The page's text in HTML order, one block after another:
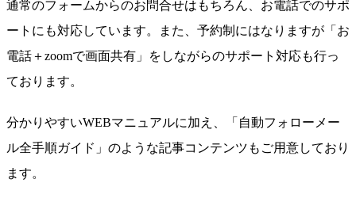
通常のフォームからのお問合せはもちろん、 お電話でのサポ
ートにも対応しています。また、予約制にはなりますが「お
電話＋zoomで画面共有」をしながらのサポート対応も行っ
ております。
分かりやすいWEBマニュアルに加え、
「自動フォローメー
ル全手順ガイド」のような記事コンテンツ もご用意しており
ます。